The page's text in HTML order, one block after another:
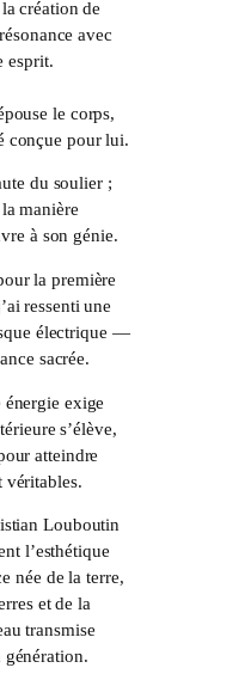
création de
avec
esprit.
le corps,
conçue pour lui.
du soulier ;
manière
à son génie.
la première
ressenti une
électrique —
sacrée.
énergie exige
s’élève,
atteindre
véritables.
Louboutin
l’esthétique
née de la terre,
et de la
transmise
génération.